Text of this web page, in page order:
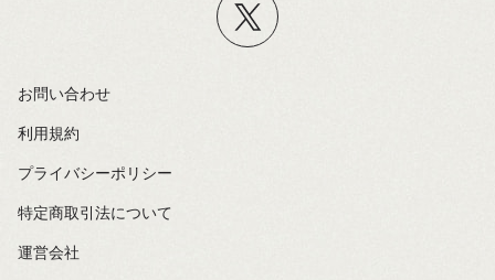
お問い合わせ
利用規約
プライバシーポリシー
特定商取引法について
運営会社